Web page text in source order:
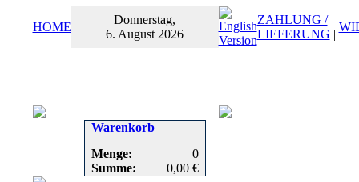
HOME
Donnerstag,
6. August 2026
ZAHLUNG /
LIEFERUNG |
Warenkorb
Menge:
0
Summe:
0,00 €